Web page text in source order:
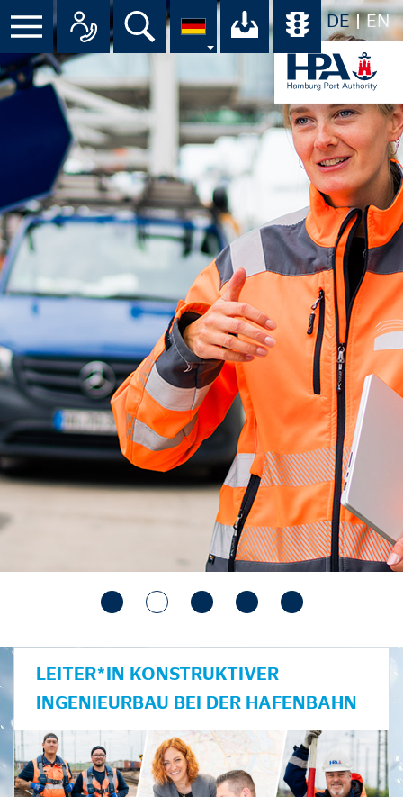
DE EN
Suche Ihr Download-
LEITER*IN KONSTRUKTIVER
INGENIEURBAU BEI DER HAFENBAHN